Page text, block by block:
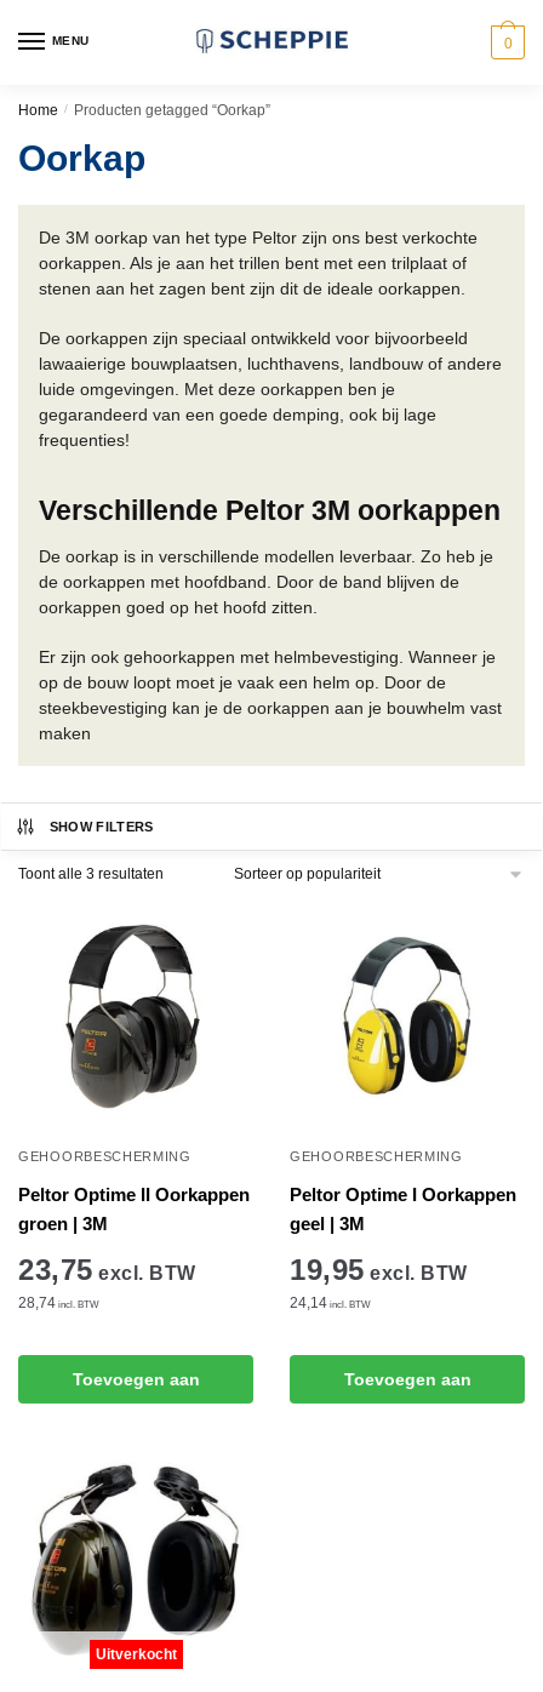
MENU 0
Home / Producten getagged “Oorkap”
Oorkap
De 3M oorkap van het type Peltor zijn ons best verkochte
oorkappen. Als je aan het trillen bent met een trilplaat of
stenen aan het zagen bent zijn dit de ideale oorkappen.
De oorkappen zijn speciaal ontwikkeld voor bijvoorbeeld
lawaaierige bouwplaatsen, luchthavens, landbouw of andere
luide omgevingen. Met deze oorkappen ben je
gegarandeerd van een goede demping, ook bij lage
frequenties!
Verschillende Peltor 3M oorkappen
De oorkap is in verschillende modellen leverbaar. Zo heb je
de oorkappen met hoofdband. Door de band blijven de
oorkappen goed op het hoofd zitten.
Er zijn ook gehoorkappen met helmbevestiging. Wanneer je
op de bouw loopt moet je vaak een helm op. Door de
steekbevestiging kan je de oorkappen aan je bouwhelm vast
maken
SHOW FILTERS
Toont alle 3 resultaten Gesorteerd
GEHOORBESCHERMING
Peltor Optime II Oorkappen
groen | 3M
23,75 excl. BTW
28,74 incl. BTW
Toevoegen aan
GEHOORBESCHERMING
Peltor Optime I Oorkappen
geel | 3M
19,95 excl. BTW
24,14 incl. BTW
Toevoegen aan
Uitverkocht